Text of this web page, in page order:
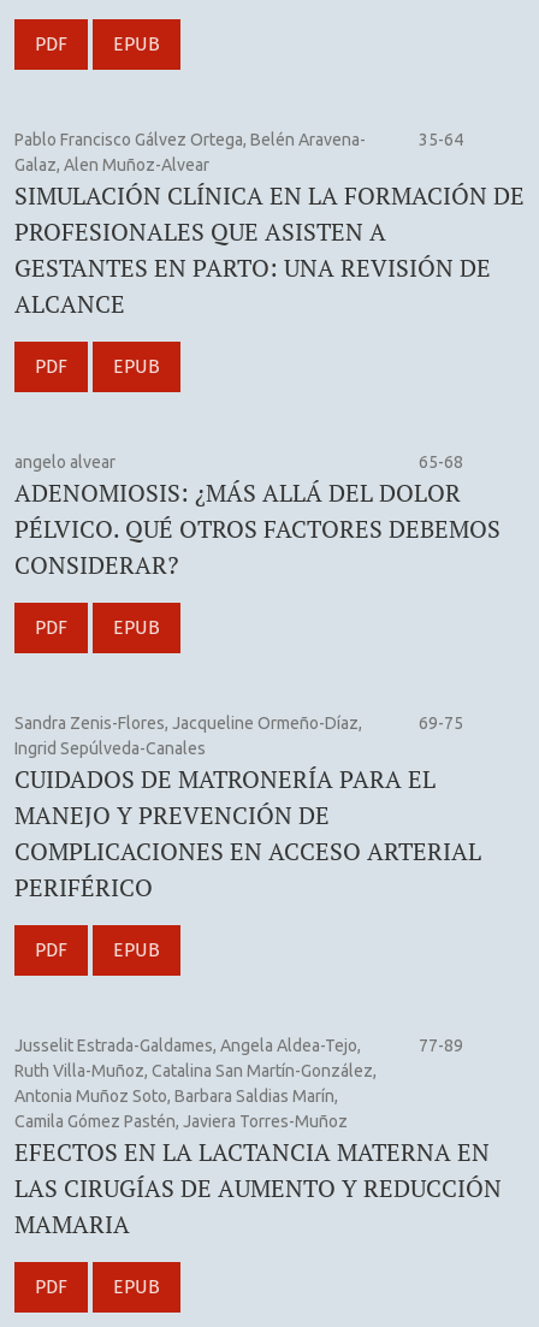
PDF EPUB
Pablo Francisco Gálvez Ortega, Belén Aravena-
Galaz, Alen Muñoz-Alvear
35-64
SIMULACIÓN CLÍNICA EN LA FORMACIÓN DE
PROFESIONALES QUE ASISTEN A
GESTANTES EN PARTO: UNA REVISIÓN DE
ALCANCE
PDF EPUB
angelo alvear 65-68
ADENOMIOSIS: ¿MÁS ALLÁ DEL DOLOR
PÉLVICO. QUÉ OTROS FACTORES DEBEMOS
CONSIDERAR?
PDF EPUB
Sandra Zenis-Flores, Jacqueline Ormeño-Díaz,
Ingrid Sepúlveda-Canales
69-75
CUIDADOS DE MATRONERÍA PARA EL
MANEJO Y PREVENCIÓN DE
COMPLICACIONES EN ACCESO ARTERIAL
PERIFÉRICO
PDF EPUB
Jusselit Estrada-Galdames, Angela Aldea-Tejo,
Ruth Villa-Muñoz, Catalina San Martín-González,
Antonia Muñoz Soto, Barbara Saldias Marín,
Camila Gómez Pastén, Javiera Torres-Muñoz
77-89
EFECTOS EN LA LACTANCIA MATERNA EN
LAS CIRUGÍAS DE AUMENTO Y REDUCCIÓN
MAMARIA
PDF EPUB